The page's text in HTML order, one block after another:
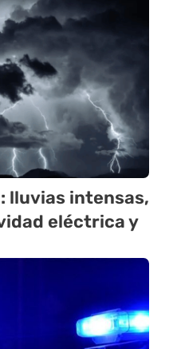
lluvias intensas,
eléctrica y